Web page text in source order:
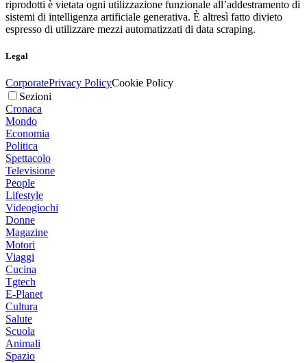
riprodotti è vietata ogni utilizzazione funzionale all’addestramento di
sistemi di intelligenza artificiale generativa. È altresì fatto divieto
espresso di utilizzare mezzi automatizzati di data scraping.
Legal
CorporatePrivacy PolicyCookie Policy
Sezioni
Cronaca
Mondo
Economia
Politica
Spettacolo
Televisione
People
Lifestyle
Videogiochi
Donne
Magazine
Motori
Viaggi
Cucina
Tgtech
E-Planet
Cultura
Salute
Scuola
Animali
Spazio